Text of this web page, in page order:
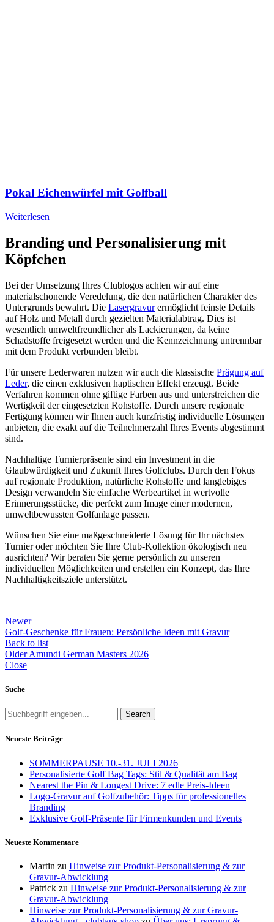
Pokal Eichenwürfel mit Golfball
Weiterlesen
Branding und Personalisierung mit
Köpfchen
Bei der Umsetzung Ihres Clublogos achten wir auf eine
materialschonende Veredelung, die den natürlichen Charakter des
Untergrunds bewahrt. Die Lasergravurermöglicht feinste Details
auf Holz und Metall durch gezielten Materialabtrag. Dies ist
wesentlich umweltfreundlicher als Lackierungen, da keine
Schadstoffe freigesetzt werden und die Kennzeichnung untrennbar
mit dem Produkt verbunden bleibt.
Für unsere Lederwaren nutzen wir auch die klassische Prägung auf
Leder, die einen exklusiven haptischen Effekt erzeugt. Beide
Verfahren kommen ohne giftige Farben aus und unterstreichen die
Wertigkeit der eingesetzten Rohstoffe. Durch unsere regionale
Fertigung können wir Ihnen auch kurzfristig individuelle Lösungen
anbieten, die exakt auf die Teilnehmerzahl Ihres Events abgestimmt
sind.
Nachhaltige Turnierpräsente sind ein Investment in die
Glaubwürdigkeit und Zukunft Ihres Golfclubs. Durch den Fokus
auf regionale Produktion, natürliche Rohstoffe und langlebiges
Design verwandeln Sie einfache Werbeartikel in wertvolle
Erinnerungsstücke, die perfekt zum Image einer modernen,
umweltbewussten Golfanlage passen.
Wünschen Sie eine maßgeschneiderte Lösung für Ihr nächstes
Turnier oder möchten Sie Ihre Club-Kollektion ökologisch neu
ausrichten? Wir beraten Sie gerne persönlich zu unseren
individuellen Möglichkeiten und erstellen ein Konzept, das Ihre
Nachhaltigkeitsziele unterstützt.
Newer
Golf-Geschenke für Frauen: Persönliche Ideen mit Gravur
Back to list
Older Amundi German Masters 2026
Close
Suche
Search
Neueste Beiträge
SOMMERPAUSE 10.-31. JULI 2026
Personalisierte Golf Bag Tags: Stil & Qualität am Bag
Nearest the Pin & Longest Drive: 7 edle Preis-Ideen
Logo-Gravur auf Golfzubehör: Tipps für professionelles
Branding
Exklusive Golf-Präsente für Firmenkunden und Events
Neueste Kommentare
Martin zu Hinweise zur Produkt-Personalisierung & zur
Gravur-Abwicklung
Patrick zu Hinweise zur Produkt-Personalisierung & zur
Gravur-Abwicklung
Hinweise zur Produkt-Personalisierung & zur Gravur-